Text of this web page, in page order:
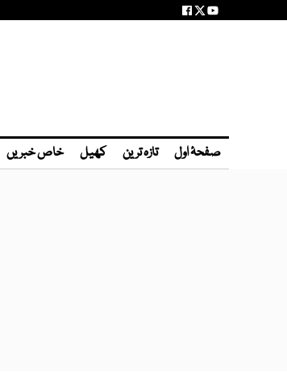
صفحۂ اول تازہ ترین کھیل خاص خبریں